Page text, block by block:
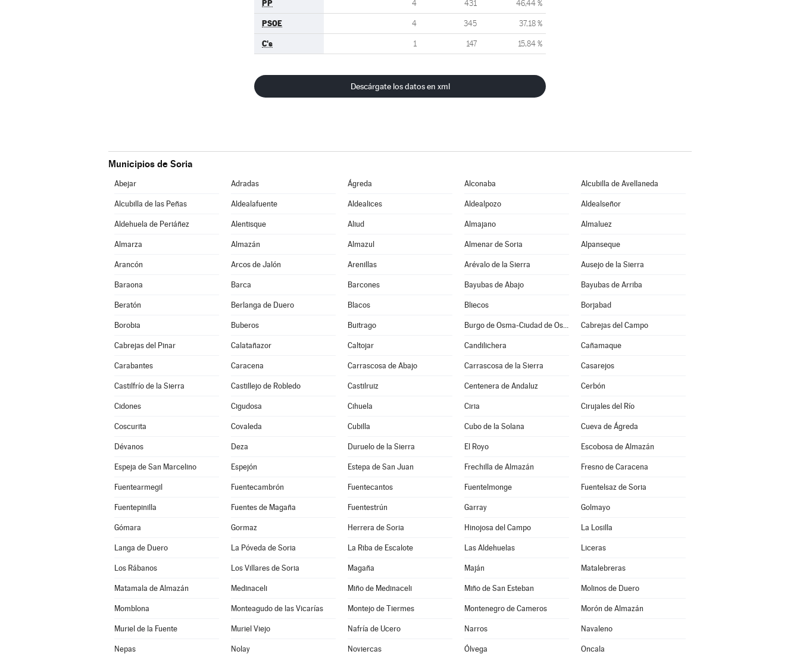
PP 4 431 46,44 %
PSOE 4 345 37,18 %
C's 1 147 15,84 %
Descárgate los datos en xml
Municipios de Soria
Abejar Adradas Ágreda Alconaba Alcubilla de Avellaneda
Alcubilla de las Peñas Aldealafuente Aldealices Aldealpozo Aldealseñor
Aldehuela de Periáñez Alentisque Aliud Almajano Almaluez
Almarza Almazán Almazul Almenar de Soria Alpanseque
Arancón Arcos de Jalón Arenillas Arévalo de la Sierra Ausejo de la Sierra
Baraona Barca Barcones Bayubas de Abajo Bayubas de Arriba
Beratón Berlanga de Duero Blacos Bliecos Borjabad
Borobia Buberos Buitrago Burgo de Osma-Ciudad de Osma Cabrejas del Campo
Cabrejas del Pinar Calatañazor Caltojar Candilichera Cañamaque
Carabantes Caracena Carrascosa de Abajo Carrascosa de la Sierra Casarejos
Castilfrío de la Sierra Castillejo de Robledo Castilruiz Centenera de Andaluz Cerbón
Cidones Cigudosa Cihuela Ciria Cirujales del Río
Coscurita Covaleda Cubilla Cubo de la Solana Cueva de Ágreda
Dévanos Deza Duruelo de la Sierra El Royo Escobosa de Almazán
Espeja de San Marcelino Espejón Estepa de San Juan Frechilla de Almazán Fresno de Caracena
Fuentearmegil Fuentecambrón Fuentecantos Fuentelmonge Fuentelsaz de Soria
Fuentepinilla Fuentes de Magaña Fuentestrún Garray Golmayo
Gómara Gormaz Herrera de Soria Hinojosa del Campo La Losilla
Langa de Duero La Póveda de Soria La Riba de Escalote Las Aldehuelas Liceras
Los Rábanos Los Villares de Soria Magaña Maján Matalebreras
Matamala de Almazán Medinaceli Miño de Medinaceli Miño de San Esteban Molinos de Duero
Momblona Monteagudo de las Vicarías Montejo de Tiermes Montenegro de Cameros Morón de Almazán
Muriel de la Fuente Muriel Viejo Nafría de Ucero Narros Navaleno
Nepas Nolay Noviercas Ólvega Oncala